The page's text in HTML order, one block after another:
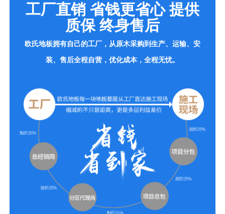
工厂直销 省钱更省心 提供
质保 终身售后
欧氏地板拥有自己的工厂，从原木采购到生产、运输、安
装、售后全程自营，优化成本，全程无忧。